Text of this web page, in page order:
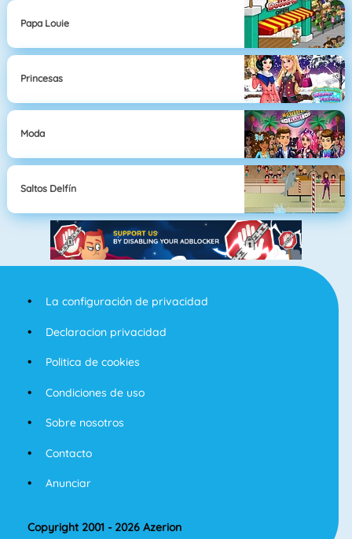
Papa Louie
Princesas
Moda
Saltos Delfín
La configuración de privacidad
Declaracion privacidad
Politica de cookies
Condiciones de uso
Sobre nosotros
Contacto
Anunciar
Copyright 2001 - 2026 Azerion